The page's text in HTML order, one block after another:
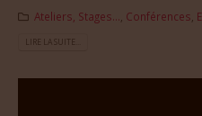
Ateliers, Stages... Conférences
LIRE LA SUITE...